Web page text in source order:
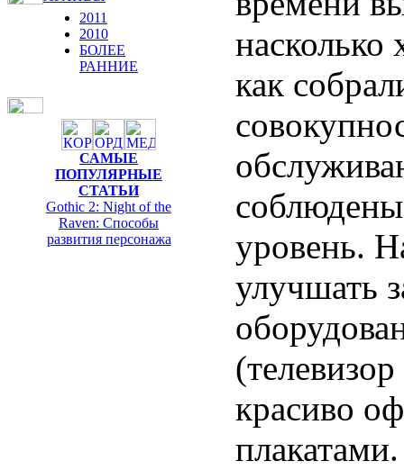
2011
2010
БОЛЕЕ
РАННИЕ
САМЫЕ
ПОПУЛЯРНЫЕ
СТАТЬИ
Gothic 2: Night of the
Raven: Способы
развития персонажа
как
уровень.
улучшать
красиво
плакатами.